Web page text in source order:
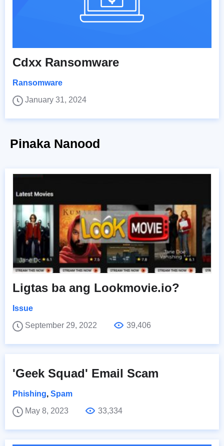
Cdxx Ransomware
Ransomware
January 31, 2024
Pinaka Nanood
Ligtas ba ang Lookmovie.io?
Issue
September 29, 2022
39,406
'Geek Squad' Email Scam
Phishing, Spam
May 8, 2023
33,334